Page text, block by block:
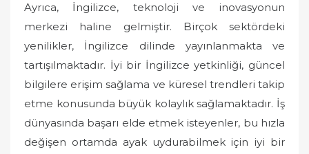
Ayrıca, İngilizce, teknoloji ve inovasyonun
merkezi haline gelmiştir. Birçok sektördeki
yenilikler, İngilizce dilinde yayınlanmakta ve
tartışılmaktadır. İyi bir İngilizce yetkinliği, güncel
bilgilere erişim sağlama ve küresel trendleri takip
etme konusunda büyük kolaylık sağlamaktadır. İş
dünyasında başarı elde etmek isteyenler, bu hızla
değişen ortamda ayak uydurabilmek için iyi bir